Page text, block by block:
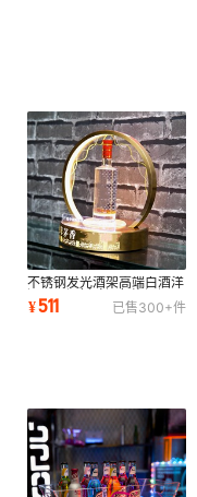
不锈钢发光酒架高端白酒洋
酒展示酒托啤酒起泡酒酒具
酒吧发光酒座
¥511 已售300+件